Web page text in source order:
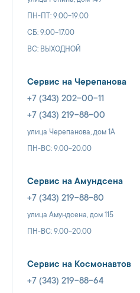
ПН-ПТ: 9.00-19.00
СБ: 9.00-17.00
ВС: ВЫХОДНОЙ
Сервис на Черепанова
+7 (343) 202-00-11
+7 (343) 219-88-00
улица Черепанова, дом 1А
ПН-ВС: 9.00-20.00
Сервис на Амундсена
+7 (343) 219-88-80
улица Амундсена, дом 115
ПН-ВС: 9.00-20.00
Сервис на Космонавтов
+7 (343) 219-88-64